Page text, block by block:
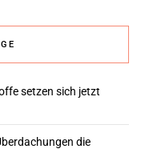
setzen sich jetzt
die